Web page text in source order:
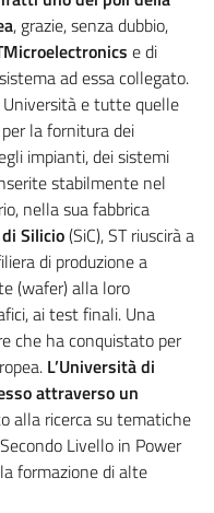
, grazie, senza dubbio,
e di
ad essa collegato.
e tutte quelle
la fornitura dei
impianti, dei sistemi
stabilmente nel
nella sua fabbrica
Silicio(SiC), ST riuscirà a
di produzione a
(wafer) alla loro
ai test finali. Una
che ha conquistato per
L’Università di
attraverso un
alla ricerca su tematiche
Livello in Power
formazione di alte